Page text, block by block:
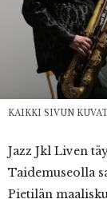
KAIKKI SIVUN
Jazz Jkl Liven
Taidemuseolla
Pietilän